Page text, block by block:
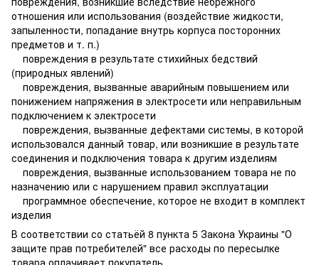
отношения или использования (воздействие жидкости,
запыленности, попадание внутрь корпуса посторонних
предметов и т. п.)
повреждения в результате стихийных бедствий
(природных явлений)
повреждения, вызванные аварийным повышением или
понижением напряжения в электросети или неправильным
подключением к электросети
повреждения, вызванные дефектами системы, в которой
использовался данный товар, или возникшие в результате
соединения и подключения товара к другим изделиям
повреждения, вызванные использованием товара не по
назначению или с нарушением правил эксплуатации
программное обеспечение, которое не входит в комплект
изделия
В соответствии со статьёй 8 пункта 5 Закона Украины "О
защите прав потребителей" все расходы по пересылке
товара оплачивает покупатель.